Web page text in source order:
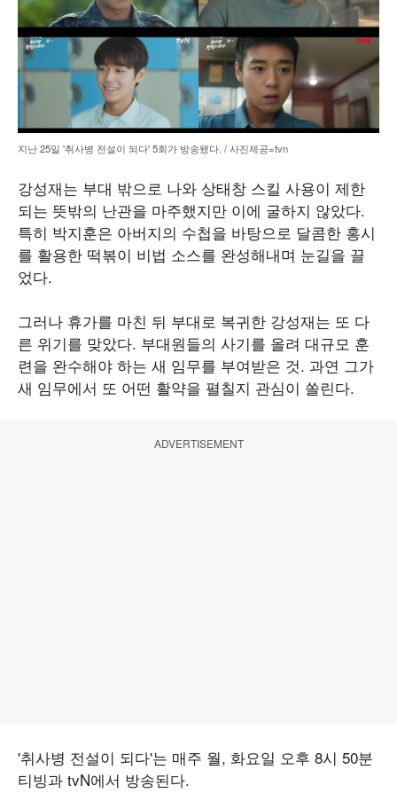
지난 25일 '취사병 전설이 되다' 5회가 방송됐다. / 사진제공=tvn
강성재는 부대 밖으로 나와 상태창 스킬 사용이 제한
되는 뜻밖의 난관을 마주했지만 이에 굴하지 않았다.
특히 박지훈은 아버지의 수첩을 바탕으로 달콤한 홍시
를 활용한 떡볶이 비법 소스를 완성해내며 눈길을 끌
었다.
그러나 휴가를 마친 뒤 부대로 복귀한 강성재는 또 다
른 위기를 맞았다. 부대원들의 사기를 올려 대규모 훈
련을 완수해야 하는 새 임무를 부여받은 것. 과연 그가
새 임무에서 또 어떤 활약을 펼칠지 관심이 쏠린다.
ADVERTISEMENT
'취사병 전설이 되다'는 매주 월, 화요일 오후 8시 50분
티빙과 tvN에서 방송된다.